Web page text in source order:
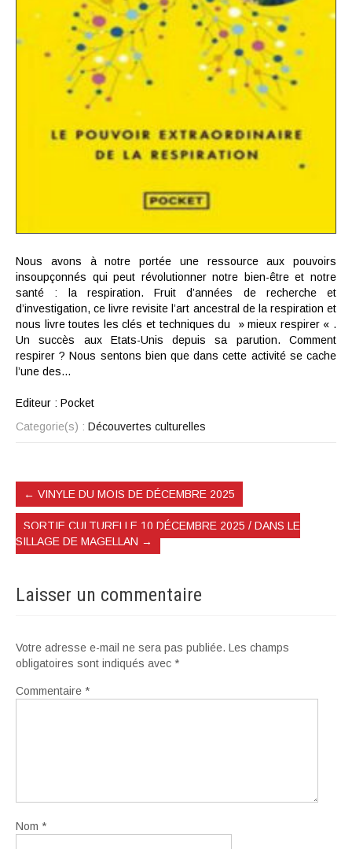
Nous avons à notre portée une ressource aux pouvoirs
insoupçonnés qui peut révolutionner notre bien-être et notre
santé : la respiration. Fruit d’années de recherche et
d’investigation, ce livre revisite l’art ancestral de la respiration et
nous livre toutes les clés et techniques du » mieux respirer « .
Un succès aux Etats-Unis depuis sa parution. Comment
respirer ? Nous sentons bien que dans cette activité se cache
l’une des…
Editeur : Pocket
Categorie(s) : Découvertes culturelles
← VINYLE DU MOIS DE DÉCEMBRE 2025
SORTIE CULTURELLE 10 DÉCEMBRE 2025 / DANS LE
SILLAGE DE MAGELLAN →
Laisser un commentaire
Votre adresse e-mail ne sera pas publiée. Les champs
obligatoires sont indiqués avec *
Commentaire *
Nom *